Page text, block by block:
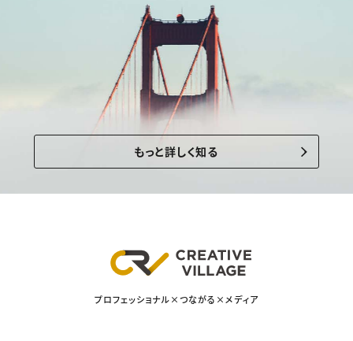
もっと詳しく知る
プロフェッショナル×つながる×メディア